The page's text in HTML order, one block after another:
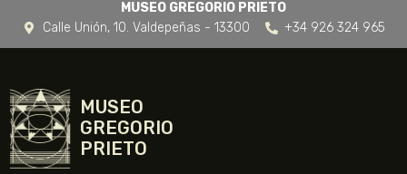
MUSEO GREGORIO PRIETO
Calle Unión, 10. Valdepeñas - 13300
+34 926 324 965
MUSEO
GREGORIO
PRIETO